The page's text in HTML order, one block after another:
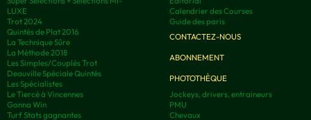
LUXE
Trot 2024
Quintés de Plat 2016
La Technique Sûre
La Méthode 2018
Les Simples/Couplés Trot
Deauville Spéciale Quintés
Les Spécialistes
Le Tiercé à Vincennes
Gonna Win
Turf Stats gagnantes
Calendrier des Courses
Guide des paris
CONTACTEZ-NOUS
ABONNEMENT
PHOTOTHÈQUE
Jockeys, drivers, entraineurs
PMU
Chevaux